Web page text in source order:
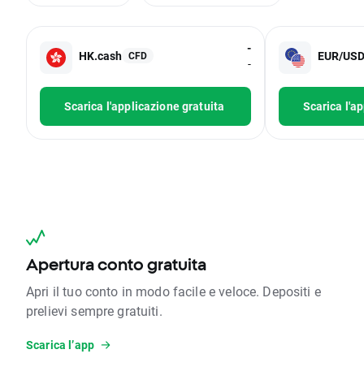
HK.cash CFD
-
-
Scarica l'applicazione gratuita
EUR/USD
Scarica
Apertura conto gratuita
Apri il tuo conto in modo facile e veloce. Depositi e
prelievi sempre gratuiti.
Scarica l’app